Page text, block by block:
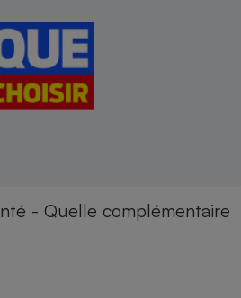
- Quelle complémentaire